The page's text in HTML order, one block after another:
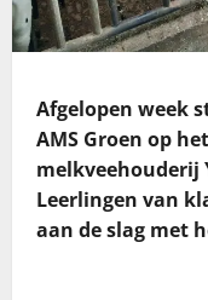
Afgelopen week
AMS Groen op
melkveehouderij
Leerlingen van
aan de slag met